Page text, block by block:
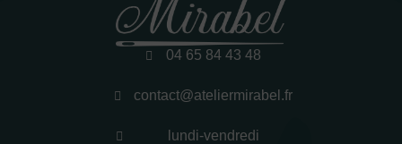
04 65 84 43 48
contact@ateliermirabel.fr
lundi-vendredi